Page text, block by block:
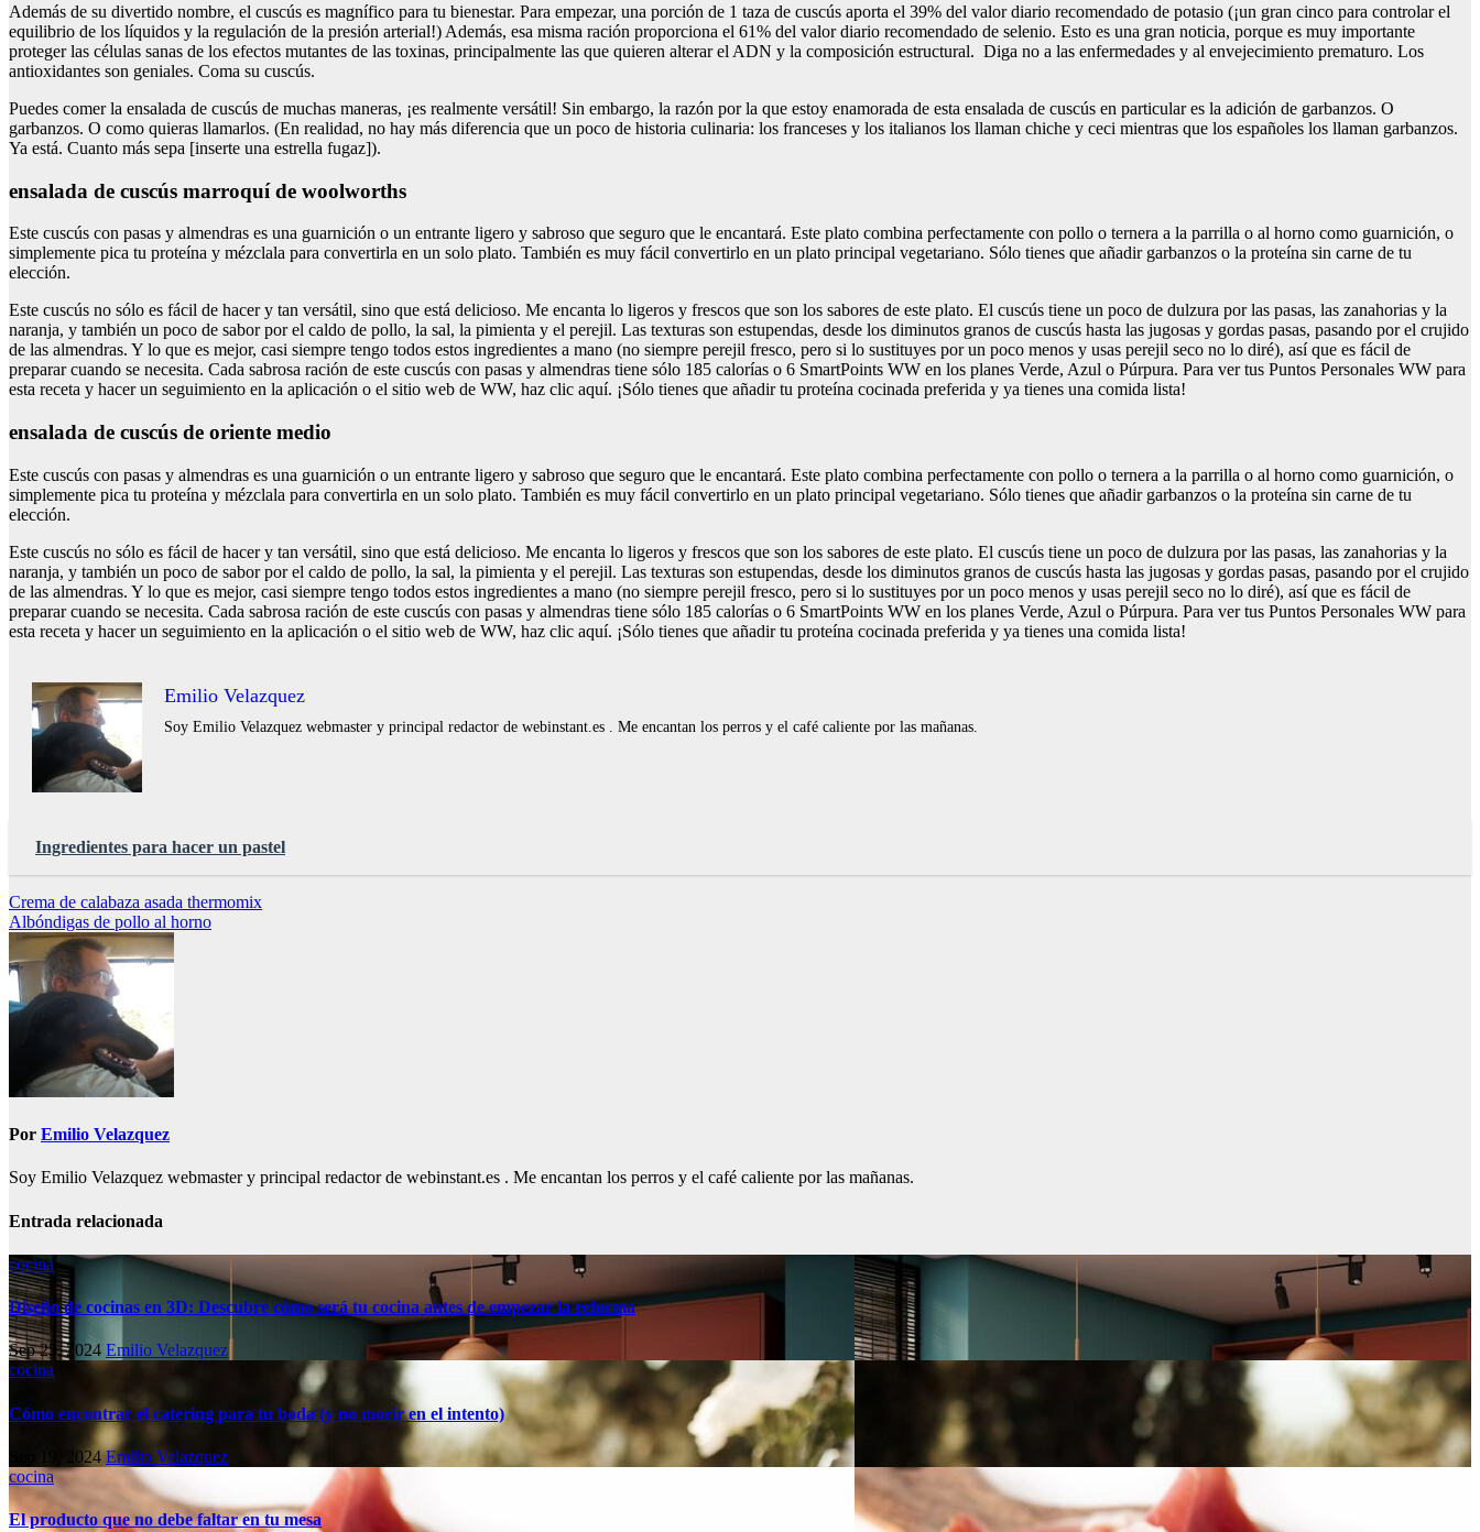
Además de su divertido nombre, el cuscús es magnífico para tu bienestar. Para empezar, una porción de 1 taza de cuscús aporta el 39% del valor diario recomendado de potasio (¡un gran cinco para controlar el
equilibrio de los líquidos y la regulación de la presión arterial!) Además, esa misma ración proporciona el 61% del valor diario recomendado de selenio. Esto es una gran noticia, porque es muy importante
proteger las células sanas de los efectos mutantes de las toxinas, principalmente las que quieren alterar el ADN y la composición estructural. Diga no a las enfermedades y al envejecimiento prematuro. Los
antioxidantes son geniales. Coma su cuscús.
Puedes comer la ensalada de cuscús de muchas maneras, ¡es realmente versátil! Sin embargo, la razón por la que estoy enamorada de esta ensalada de cuscús en particular es la adición de garbanzos. O
garbanzos. O como quieras llamarlos. (En realidad, no hay más diferencia que un poco de historia culinaria: los franceses y los italianos los llaman chiche y ceci mientras que los españoles los llaman garbanzos.
Ya está. Cuanto más sepa [inserte una estrella fugaz]).
ensalada de cuscús marroquí de woolworths
Este cuscús con pasas y almendras es una guarnición o un entrante ligero y sabroso que seguro que le encantará. Este plato combina perfectamente con pollo o ternera a la parrilla o al horno como guarnición, o
simplemente pica tu proteína y mézclala para convertirla en un solo plato. También es muy fácil convertirlo en un plato principal vegetariano. Sólo tienes que añadir garbanzos o la proteína sin carne de tu
elección.
Este cuscús no sólo es fácil de hacer y tan versátil, sino que está delicioso. Me encanta lo ligeros y frescos que son los sabores de este plato. El cuscús tiene un poco de dulzura por las pasas, las zanahorias y la
naranja, y también un poco de sabor por el caldo de pollo, la sal, la pimienta y el perejil. Las texturas son estupendas, desde los diminutos granos de cuscús hasta las jugosas y gordas pasas, pasando por el crujido
de las almendras. Y lo que es mejor, casi siempre tengo todos estos ingredientes a mano (no siempre perejil fresco, pero si lo sustituyes por un poco menos y usas perejil seco no lo diré), así que es fácil de
preparar cuando se necesita. Cada sabrosa ración de este cuscús con pasas y almendras tiene sólo 185 calorías o 6 SmartPoints WW en los planes Verde, Azul o Púrpura. Para ver tus Puntos Personales WW para
esta receta y hacer un seguimiento en la aplicación o el sitio web de WW, haz clic aquí. ¡Sólo tienes que añadir tu proteína cocinada preferida y ya tienes una comida lista!
ensalada de cuscús de oriente medio
Este cuscús con pasas y almendras es una guarnición o un entrante ligero y sabroso que seguro que le encantará. Este plato combina perfectamente con pollo o ternera a la parrilla o al horno como guarnición, o
simplemente pica tu proteína y mézclala para convertirla en un solo plato. También es muy fácil convertirlo en un plato principal vegetariano. Sólo tienes que añadir garbanzos o la proteína sin carne de tu
elección.
Este cuscús no sólo es fácil de hacer y tan versátil, sino que está delicioso. Me encanta lo ligeros y frescos que son los sabores de este plato. El cuscús tiene un poco de dulzura por las pasas, las zanahorias y la
naranja, y también un poco de sabor por el caldo de pollo, la sal, la pimienta y el perejil. Las texturas son estupendas, desde los diminutos granos de cuscús hasta las jugosas y gordas pasas, pasando por el crujido
de las almendras. Y lo que es mejor, casi siempre tengo todos estos ingredientes a mano (no siempre perejil fresco, pero si lo sustituyes por un poco menos y usas perejil seco no lo diré), así que es fácil de
preparar cuando se necesita. Cada sabrosa ración de este cuscús con pasas y almendras tiene sólo 185 calorías o 6 SmartPoints WW en los planes Verde, Azul o Púrpura. Para ver tus Puntos Personales WW para
esta receta y hacer un seguimiento en la aplicación o el sitio web de WW, haz clic aquí. ¡Sólo tienes que añadir tu proteína cocinada preferida y ya tienes una comida lista!
Emilio Velazquez
Soy Emilio Velazquez webmaster y principal redactor de webinstant.es . Me encantan los perros y el café caliente por las mañanas.
Ingredientes para hacer un pastel
Navegación
de
entradas
Crema de calabaza asada thermomix
Albóndigas de pollo al horno
Por Emilio Velazquez
Soy Emilio Velazquez webmaster y principal redactor de webinstant.es . Me encantan los perros y el café caliente por las mañanas.
Entrada relacionada
cocina
Diseño de cocinas en 3D: Descubre cómo será tu cocina antes de empezar la reforma
Sep 25, 2024 Emilio Velazquez
cocina
Cómo encontrar el catering para tu boda (y no morir en el intento)
Sep 19, 2024Emilio Velazquez
cocina
El producto que no debe faltar en tu mesa